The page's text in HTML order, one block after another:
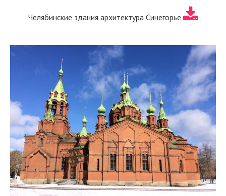
Челябинские здания архитектура Синегорье